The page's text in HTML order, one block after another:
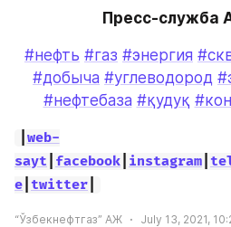
Пресс-служба
#нефть #газ #энергия
#добыча #углеводород
#нефтебаза #қудуқ #кон
web-
sayt facebook instagram
e twitter
“Ўзбекнефтгаз” АЖ July 13, 2021,